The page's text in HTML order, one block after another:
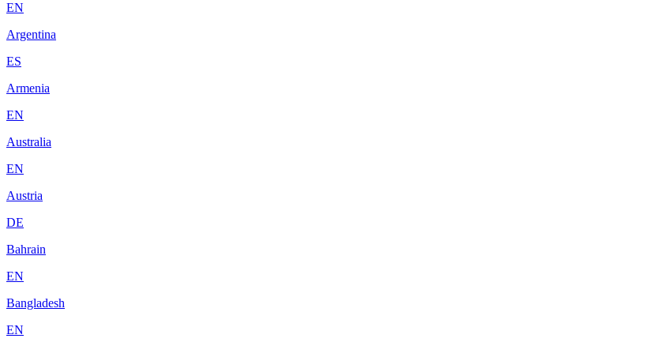
EN
Argentina
ES
Armenia
EN
Australia
EN
Austria
DE
Bahrain
EN
Bangladesh
EN